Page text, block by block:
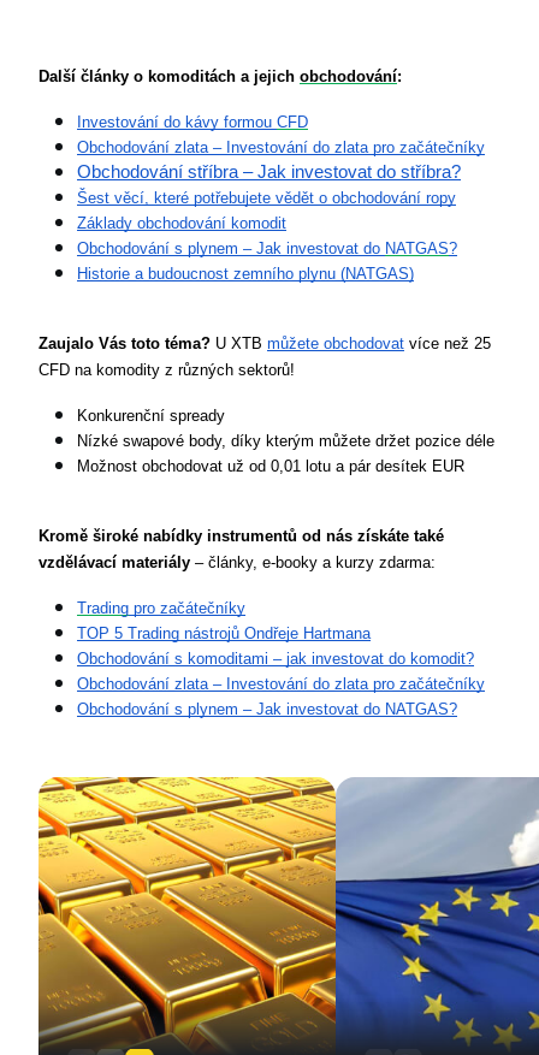
Další články o komoditách a jejich obchodování:
Investování do kávy formou CFD
Obchodování zlata – Investování do zlata pro začátečníky
Obchodování stříbra – Jak investovat do stříbra?
Šest věcí, které potřebujete vědět o obchodování ropy
Základy obchodování komodit
Obchodování s plynem – Jak investovat do NATGAS?
Historie a budoucnost zemního plynu (NATGAS)
Zaujalo Vás toto téma? U XTB můžete obchodovat více než 25
CFD na komodity z různých sektorů!
Konkurenční spready
Nízké swapové body, díky kterým můžete držet pozice déle
Možnost obchodovat už od 0,01 lotu a pár desítek EUR
Kromě široké nabídky instrumentů od nás získáte také
vzdělávací materiály – články, e-booky a kurzy zdarma:
Trading pro začátečníky
TOP 5 Trading nástrojů Ondřeje Hartmana
Obchodování s komoditami – jak investovat do komodit?
Obchodování zlata – Investování do zlata pro začátečníky
Obchodování s plynem – Jak investovat do NATGAS?